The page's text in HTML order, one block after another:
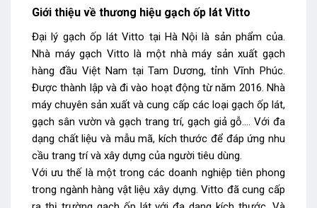
Giới thiệu về thương hiệu gạch ốp lát Vitto
Đại lý gạch ốp lát Vitto tại Hà Nội là sản phẩm của.
Nhà máy gạch Vitto là một nhà máy sản xuất gạch
hàng đầu Việt Nam tại Tam Dương, tỉnh Vĩnh Phúc.
Được thành lập và đi vào hoạt động từ năm 2016. Nhà
máy chuyên sản xuất và cung cấp các loại gạch ốp lát,
gạch sân vườn và gạch trang trí, gạch giả gỗ…. Với đa
dạng chất liệu và mẫu mã, kích thước để đáp ứng nhu
cầu trang trí và xây dựng của người tiêu dùng.
Với ưu thế là một trong các doanh nghiệp tiên phong
trong ngành hàng vật liệu xây dựng. Vitto đã cung cấp